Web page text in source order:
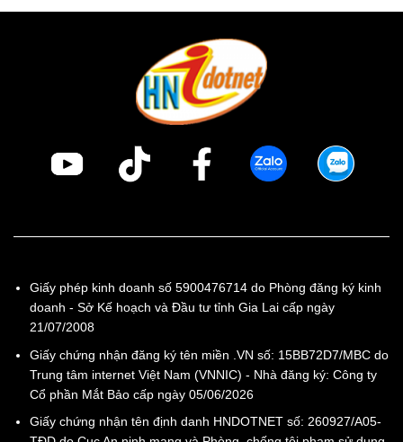
Giấy phép kinh doanh số 5900476714 do Phòng đăng ký kinh
doanh - Sở Kế hoạch và Đầu tư tỉnh Gia Lai cấp ngày
21/07/2008
Giấy chứng nhận đăng ký tên miền .VN số: 15BB72D7/MBC do
Trung tâm internet Việt Nam (VNNIC) - Nhà đăng ký: Công ty
Cổ phần Mắt Bảo cấp ngày 05/06/2026
Giấy chứng nhận tên định danh HNDOTNET số: 260927/A05-